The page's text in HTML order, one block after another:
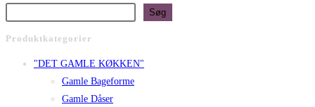
Søg
Produktkategorier
"DET GAMLE KØKKEN"
Gamle Bageforme
Gamle Dåser